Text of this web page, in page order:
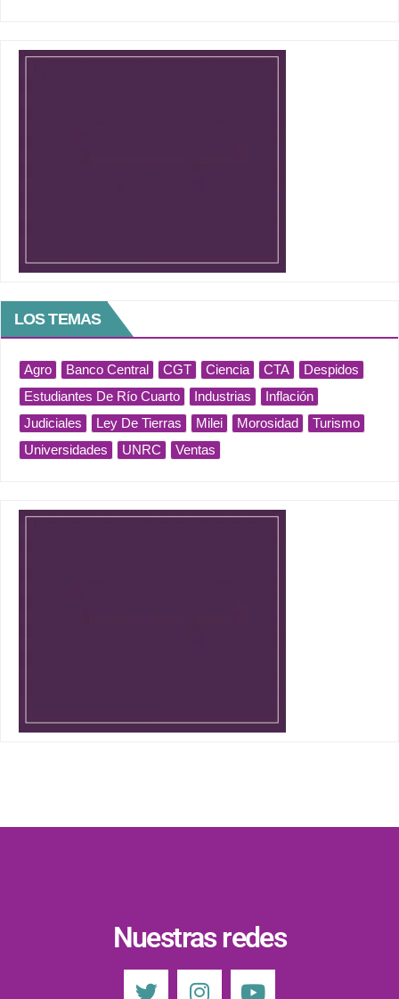
LOS TEMAS
Agro Banco Central CGT Ciencia CTA
Despidos
Estudiantes De Río Cuarto
Industrias
Inflación
Judiciales
Ley De Tierras Milei Morosidad
Turismo
Universidades
UNRC Ventas
Nuestras redes